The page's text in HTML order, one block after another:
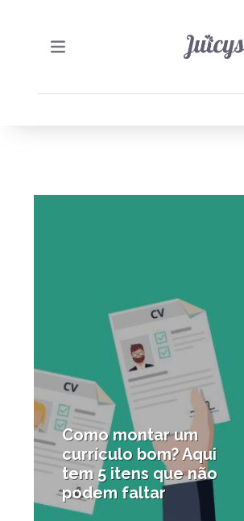
Como montar um
currículo bom? Aqui
tem 5 itens que não
podem faltar